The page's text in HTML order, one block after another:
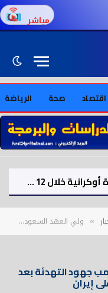
مباشر
اقتصاد صحة الرياضة
روسيا تعلن إسقاط 304 طائرات مسيرة أوكرانية خلال 12 ساعة
» ولي العهد السعودي يبحث مع ترامب جهود التهدئة بعد الضربات الإسرائيلية على إيران
جهود التهدئة بعد
إيران